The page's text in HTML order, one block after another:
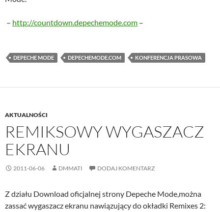
– http://countdown.depechemode.com –
DEPECHE MODE DEPECHEMODE.COM KONFERENCJA PRASOWA
AKTUALNOŚCI
REMIKSOWY WYGASZACZ
EKRANU
2011-06-06 DMMATI DODAJ KOMENTARZ
Z działu Download oficjalnej strony Depeche Mode,można
zassać wygaszacz ekranu nawiązujący do okładki Remixes 2: